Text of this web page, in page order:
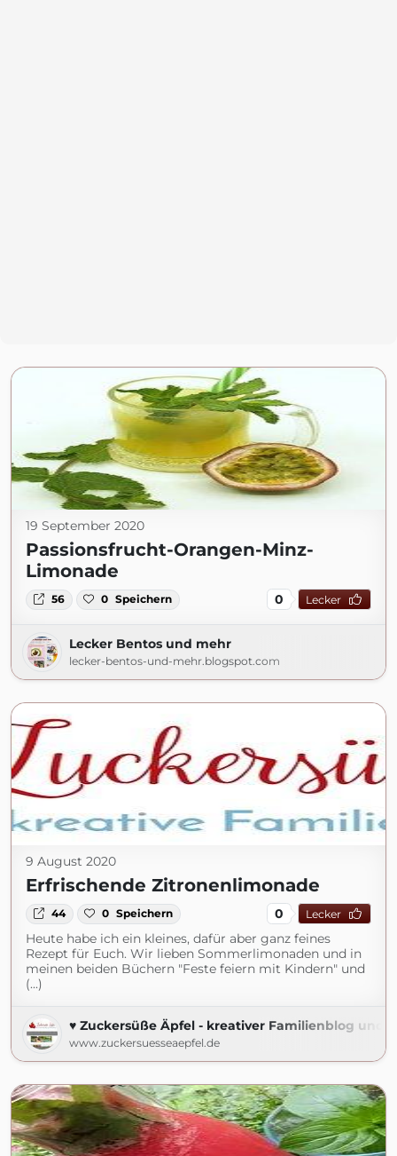
19 September 2020
Passionsfrucht-Orangen-Minz-
Limonade
56 0 Speichern 0 Lecker
Lecker Bentos und mehr
lecker-bentos-und-mehr.blogspot.com
9 August 2020
Erfrischende Zitronenlimonade
44 0 Speichern 0 Lecker
Heute habe ich ein kleines, dafür aber ganz feines
Rezept für Euch. Wir lieben Sommerlimonaden und in
meinen beiden Büchern "Feste feiern mit Kindern" und
(...)
♥ Zuckersüße Äpfel - kreativer Familienblog und
www.zuckersuesseaepfel.de